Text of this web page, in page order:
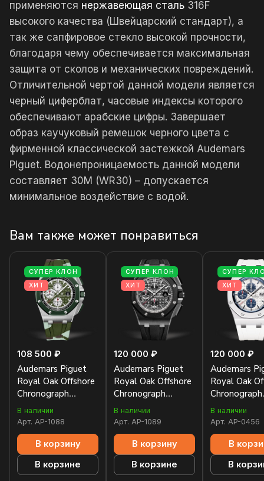
применяются нержавеющая сталь 316F
высокого качества (Швейцарский стандарт), а
так же сапфировое стекло высокой прочности,
благодаря чему обеспечивается максимальная
защита от сколов и механических повреждений.
Отличительной чертой данной модели является
черный циферблат, часовые индексы которого
обеспечивают арабские цифры. Завершает
образ каучуковый ремешок черного цвета с
фирменной классической застежкой Audemars
Piguet. Водонепроницаемость данной модели
составляет 30М (WR30) – допускается
минимальное воздействие с водой.
Вам также может понравиться
СУПЕР КЛОН
ХИТ
108 500 ₽
Audemars Piguet
Royal Oak Offshore
Chronograph
26400SO.OO.A055CA.01
В наличии
Арт. AP-1088
В корзину
В корзине
СУПЕР КЛОН
ХИТ
120 000 ₽
Audemars Piguet
Royal Oak Offshore
Chronograph
26405CE.OO.A002CA.01
В наличии
Арт. AP-1089
В корзину
В корзине
СУПЕР
ХИТ
120 000 ₽
Audemars
Royal Oak
Chronograph
В наличии
Арт. AP-0456
В
В